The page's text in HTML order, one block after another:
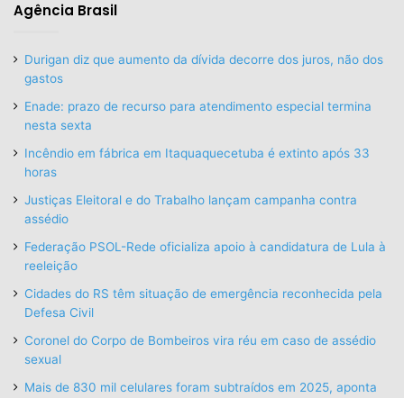
Agência Brasil
Durigan diz que aumento da dívida decorre dos juros, não dos
gastos
Enade: prazo de recurso para atendimento especial termina
nesta sexta
Incêndio em fábrica em Itaquaquecetuba é extinto após 33
horas
Justiças Eleitoral e do Trabalho lançam campanha contra
assédio
Federação PSOL-Rede oficializa apoio à candidatura de Lula à
reeleição
Cidades do RS têm situação de emergência reconhecida pela
Defesa Civil
Coronel do Corpo de Bombeiros vira réu em caso de assédio
sexual
Mais de 830 mil celulares foram subtraídos em 2025, aponta